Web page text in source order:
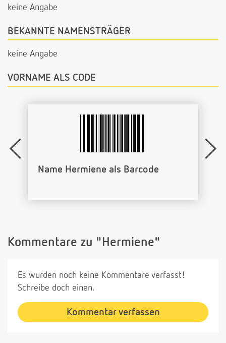
keine Angabe
BEKANNTE NAMENSTRÄGER
keine Angabe
VORNAME ALS CODE
Name Hermiene als Barcode
Kommentare zu "Hermiene"
Es wurden noch keine Kommentare verfasst!
Schreibe doch einen.
Kommentar verfassen